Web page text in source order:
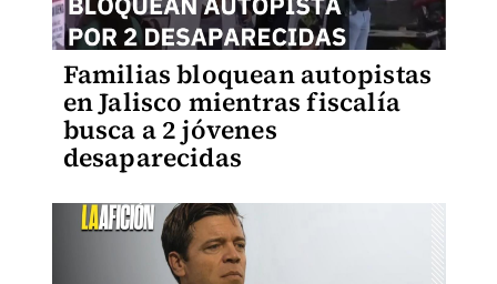
Familias bloquean autopistas
en Jalisco mientras fiscalía
busca a 2 jóvenes
desaparecidas